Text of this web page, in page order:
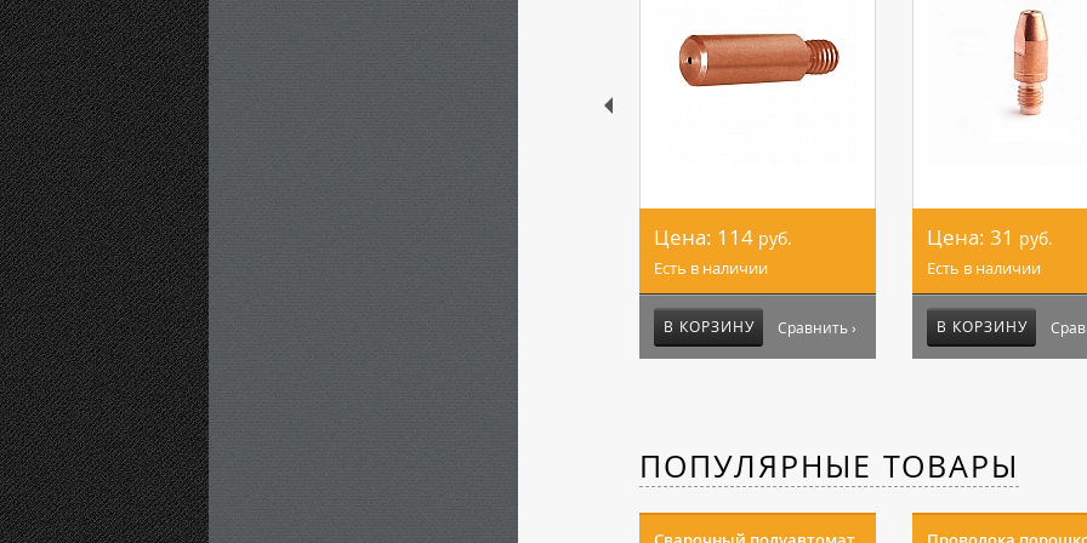
Цена: 114 руб.
Есть в наличии
В КОРЗИНУ Сравнить ›
Цена: 31 руб.
Есть в наличии
В КОРЗИНУ
ПОПУЛЯРНЫЕ ТОВАРЫ